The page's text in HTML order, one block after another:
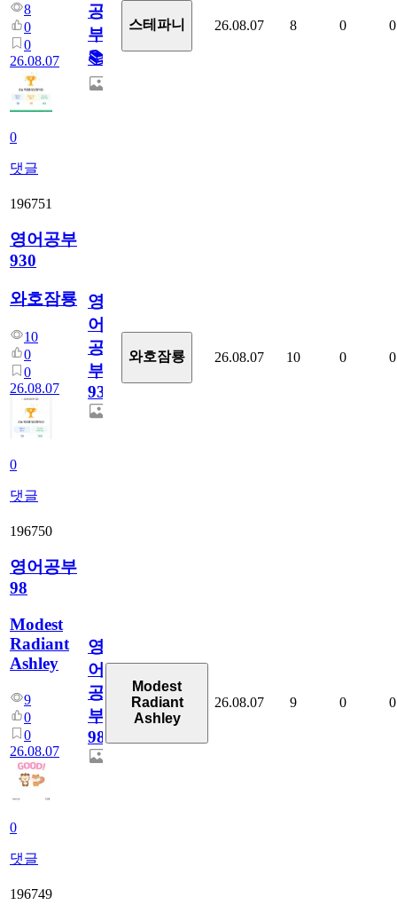
8
0
0
26.08.07
0
댓글
공
부!
📚
스테파니 26.08.07 8 0 0
196751
영어공부
930
와호잠룡
10
0
0
26.08.07
0
댓글
영
어
공
부
930
와호잠룡 26.08.07 10 0 0
196750
영어공부
98
Modest
Radiant
Ashley
9
0
0
26.08.07
0
댓글
영
어
공
부
98
Modest
Radiant
Ashley
26.08.07 9 0 0
196749